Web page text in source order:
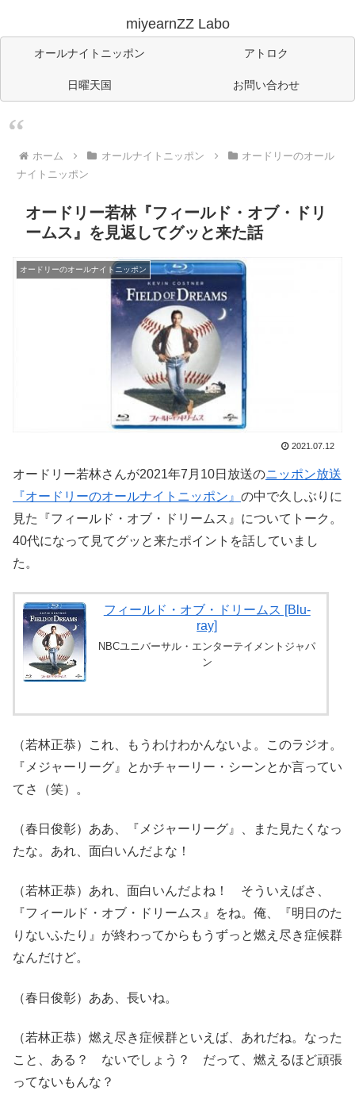
miyearnZZ Labo
オールナイトニッポン アトロク
日曜天国 お問い合わせ
ホーム オールナイトニッポン
オードリーのオール
ナイトニッポン
オードリー若林『フィールド・オブ・ドリ
ームス』を見返してグッと来た話
オードリーのオールナイトニッポン
2021.07.12
オードリー若林さんが2021年7月10日放送のニッポン放送
『オードリーのオールナイトニッポン』 の中で久しぶりに
見た『フィールド・オブ・ドリームス』についてトーク。
40代になって見てグッと来たポイントを話していまし
た。
フィールド・オブ・ドリームス [Blu-
ray]
NBCユニバーサル・エンターテイメントジャパ
ン
（若林正恭）これ、もうわけわかんないよ。このラジオ。
『メジャーリーグ』とかチャーリー・シーンとか言ってい
てさ（笑）。
（春日俊彰）ああ、『メジャーリーグ』、また見たくなっ
たな。あれ、面白いんだよな！
（若林正恭）あれ、面白いんだよね！ そういえばさ、
『フィールド・オブ・ドリームス』をね。俺、『明日のた
りないふたり』が終わってからもうずっと燃え尽き症候群
なんだけど。
（春日俊彰）ああ、長いね。
（若林正恭）燃え尽き症候群といえば、あれだね。なった
こと、ある？ ないでしょう？ だって、燃えるほど頑張
ってないもんな？